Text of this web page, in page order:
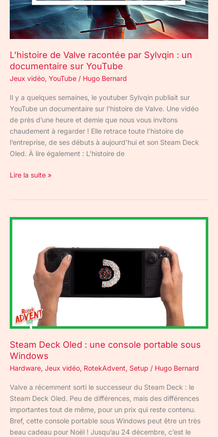
L’histoire de Valve racontée par Sylvqin : un
documentaire sur YouTube
Jeux vidéo, YouTube / Hugo Bernard
Il y a quelques semaines, le youtuber Sylvqin publiait sur
YouTube un documentaire sur l’histoire de Valve. Une vidéo
de près d’une heure et demie que nous vous invitons
chaudement à regarder ! Elle retrace toute l’histoire de
l’entreprise, de ses débuts à aujourd’hui et son Steam Deck
Oled. À lire également : L’histoire de
un
documentaire
sur
Lire la suite »
Steam Deck Oled : une console portable sous
Windows
Hardware, Jeux vidéo, RotekAdvent, Setup / Hugo Bernard
Valve a récemment sorti le successeur du Steam Deck : le
Steam Deck Oled. Peu de différences, mais des différences
importantes tout de même, pour un prix qui reste contenu.
Bref, cette console portable sous Windows peut être un très
beau cadeau pour Noël ! Jusqu’au 24 décembre, c’est le
Steam
console
portable
Windows